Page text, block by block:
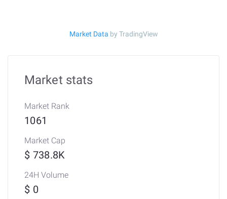
Market Data by TradingView
Market stats
Market Rank
1061
Market Cap
$ 738.8K
24H Volume
$ 0